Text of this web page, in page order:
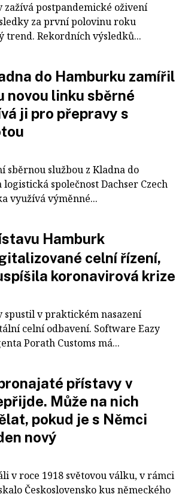
postpandemické oživení
za první polovinu roku
trend. Rekordních výsledků...
do Hamburku zamířil
novou linku sběrné
ji pro přepravy s
sběrnou službou z Kladna do
společnost Dachser Czech
využívá výměnné...
Hamburk
celní řízení,
koronavirová krize
v praktickém nasazení
celní odbavení. Software Eazy
Porath Customs má...
přístavy v
Může na nich
pokud je s Němci
nový
v roce 1918 světovou válku, v rámci
Československo kus německého